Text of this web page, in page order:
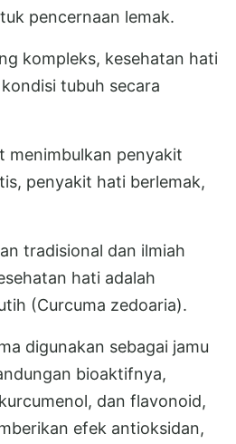
pencernaan lemak.
kompleks, kesehatan hati
tubuh secara
menimbulkan penyakit
penyakit hati berlemak,
tradisional dan ilmiah
hati adalah
(Curcuma zedoaria).
digunakan sebagai jamu
bioaktifnya,
dan flavonoid,
efek antioksidan,